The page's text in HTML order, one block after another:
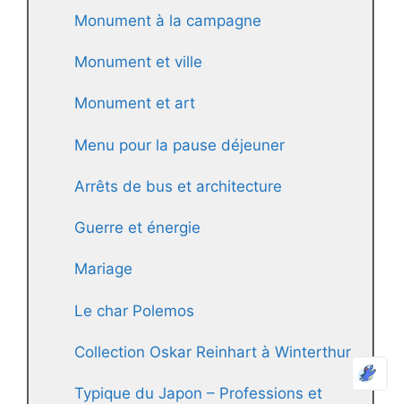
Monument à la campagne
Monument et ville
Monument et art
Menu pour la pause déjeuner
Arrêts de bus et architecture
Guerre et énergie
Mariage
Le char Polemos
Collection Oskar Reinhart à Winterthur
Typique du Japon – Professions et